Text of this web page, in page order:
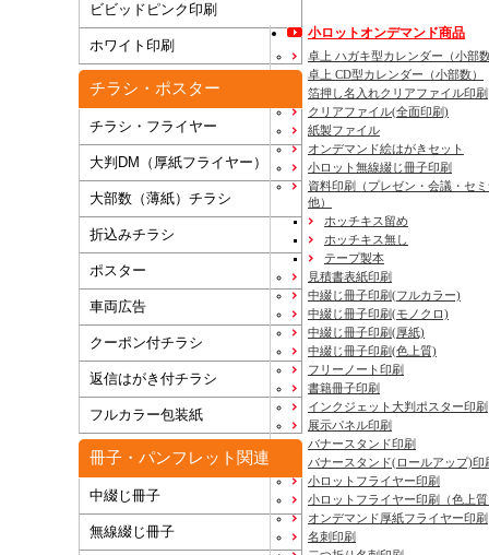
ビビッドピンク印刷
ホワイト印刷
チラシ・ポスター
チラシ・フライヤー
大判DM（厚紙フライヤー）
大部数（薄紙）チラシ
折込みチラシ
ポスター
車両広告
クーポン付チラシ
返信はがき付チラシ
フルカラー包装紙
冊子・パンフレット関連
中綴じ冊子
無線綴じ冊子
小ロットオンデマンド商品
卓上 ハガキ型カレンダー（小部
卓上 CD型カレンダー（小部数）
箔押し名入れクリアファイル印刷
クリアファイル(全面印刷)
紙製ファイル
オンデマンド絵はがきセット
小ロット無線綴じ冊子印刷
資料印刷
（プレゼン・会議・セ
他）
ホッチキス留め
ホッチキス無し
テープ製本
見積書表紙印刷
中綴じ冊子印刷(フルカラー)
中綴じ冊子印刷(モノクロ)
中綴じ冊子印刷(厚紙)
中綴じ冊子印刷(色上質)
フリーノート印刷
書籍冊子印刷
インクジェット大判ポスター印刷
展示パネル印刷
バナースタンド印刷
バナースタンド(ロールアップ)印
小ロットフライヤー印刷
小ロットフライヤー印刷（色上
オンデマンド厚紙フライヤー印刷
名刺印刷